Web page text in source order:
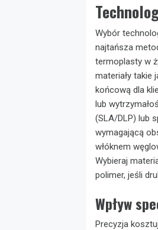
Wybór
najtańsza
termoplasty w
materiały takie
końcową dla
lub
(SLA/DLP) lub
wymagającą
włóknem
Wybieraj
polimer, jeśli
Wpływ
Precyzja